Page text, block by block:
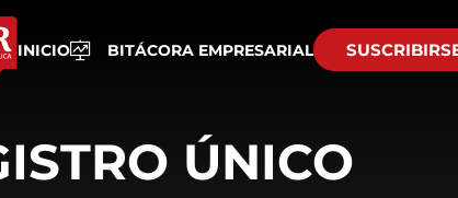
INICIO BITÁCORA EMPRESARIAL
ÚNICO